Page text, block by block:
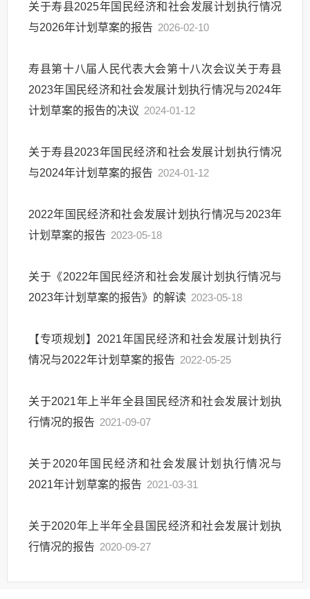
关于寿县2025年国民经济和社会发展计划执行情况
与2026年计划草案的报告 2026-02-10
寿县第十八届人民代表大会第十八次会议关于寿县
2023年国民经济和社会发展计划执行情况与2024年
计划草案的报告的决议 2024-01-12
关于寿县2023年国民经济和社会发展计划执行情况
与2024年计划草案的报告 2024-01-12
2022年国民经济和社会发展计划执行情况与2023年
计划草案的报告 2023-05-18
关于《2022年国民经济和社会发展计划执行情况与
2023年计划草案的报告》的解读 2023-05-18
【专项规划】2021年国民经济和社会发展计划执行
情况与2022年计划草案的报告 2022-05-25
关于2021年上半年全县国民经济和社会发展计划执
行情况的报告 2021-09-07
关于2020年国民经济和社会发展计划执行情况与
2021年计划草案的报告 2021-03-31
关于2020年上半年全县国民经济和社会发展计划执
行情况的报告 2020-09-27